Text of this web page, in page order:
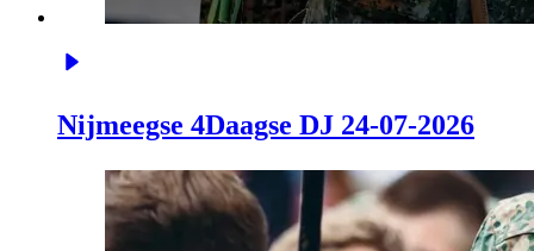
Nijmeegse 4Daagse DJ 24-07-2026